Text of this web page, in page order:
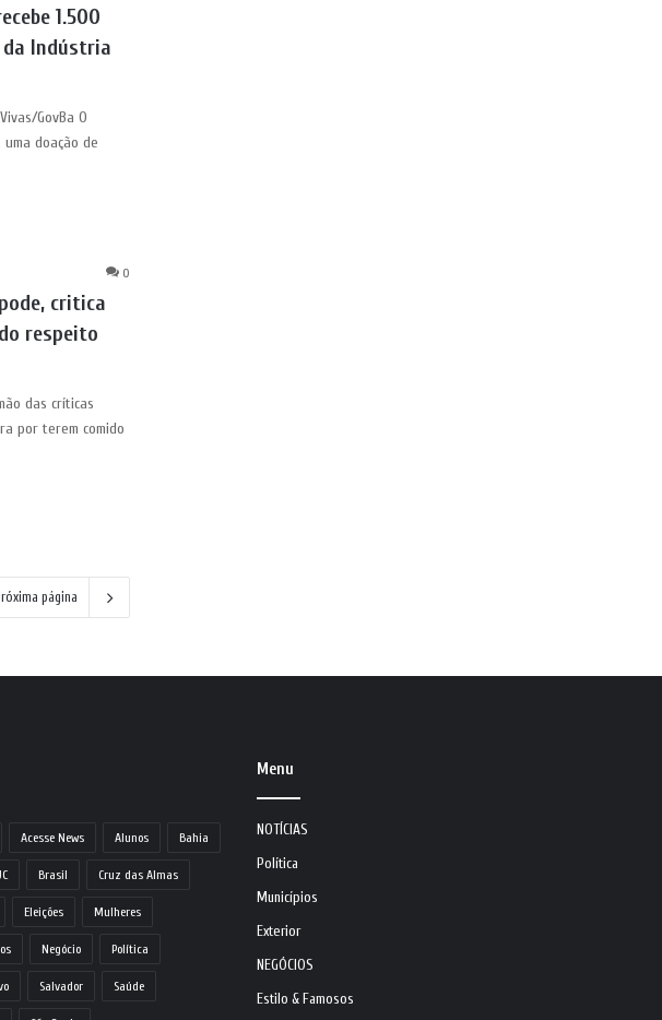
1.500
Indústria
GovBa O
uma doação de
0
critica
respeito
das críticas
por terem comido
página
Acesse News Alunos Bahia
Brasil Cruz das Almas
Eleições Mulheres
Negócio Política
Salvador Saúde
Menu
NOTÍCIAS
Política
Municípios
Exterior
NEGÓCIOS
Estilo & Famosos